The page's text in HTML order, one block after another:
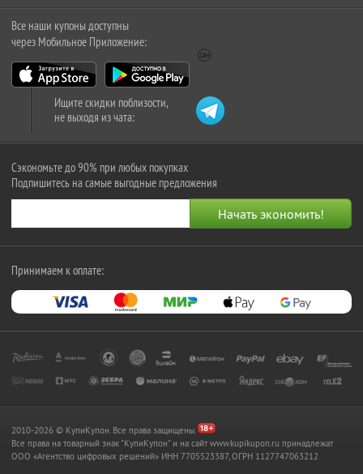
Все наши купоны доступны
через Мобильное Приложение:
Ищите скидки поблизости,
не выходя из чата:
Сэкономьте до 90% при любых покупках
Подпишитесь на самые выгодные предложения
Принимаем к оплате:
2010-2026 © КупиКупон. Все права защищены.
Все права на товарный знак "КупиКупон" и на сайт www.kupikupon.ru принадлежат
OOO «Агентство цифровых решений» ИНН 7705523387, ОГРН 1127747063212